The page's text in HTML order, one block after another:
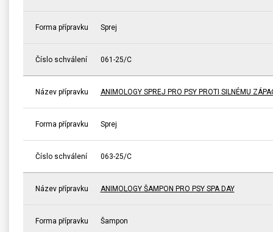
Forma přípravku Sprej
Číslo schválení 061-25/C
Název přípravku ANIMOLOGY SPREJ PRO PSY PROTI SILNÉMU
Forma přípravku Sprej
Číslo schválení 063-25/C
Název přípravku ANIMOLOGY ŠAMPON PRO PSY SPA DAY
Forma přípravku Šampon